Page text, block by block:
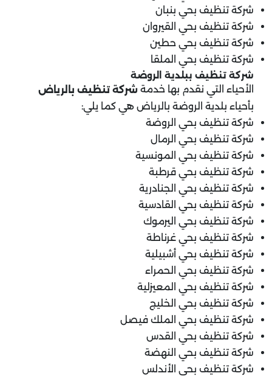
شركة تنظيف بحي بنبان
شركة تنظيف بحي القيروان
شركة تنظيف بحي حطين
شركة تنظيف بحي الملقا
شركة تنظيف ببلدية الروضة
الأحياء التي نقدم بها خدمة شركة تنظيف بالرياض
بأحياء بلدية الروضة بالرياض هي كما يلي:
شركة تنظيف بحي الروضة
شركة تنظيف بحي الرمال
شركة تنظيف بحي المونسية
شركة تنظيف بحي قرطبة
شركة تنظيف بحي الجنادرية
شركة تنظيف بحي القادسية
شركة تنظيف بحي اليرموك
شركة تنظيف بحي غرناطة
شركة تنظيف بحي أشبيلية
شركة تنظيف بحي الحمراء
شركة تنظيف بحي المعيزلية
شركة تنظيف بحي الخليج
شركة تنظيف بحي الملك فيصل
شركة تنظيف بحي القدس
شركة تنظيف بحي النهضة
شركة تنظيف بحي الأندلس